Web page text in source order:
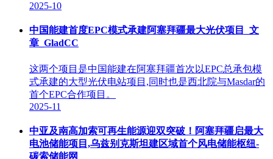
2025-10
中国能建首度EPC模式承建阿塞拜疆最大光伏项目_文
章_GladCC
这两个项目是中国能建在阿塞拜疆首次以EPC总承包模
式承建的大型光伏电站项目,同时也是西北院与Masdar的
首个EPC合作项目。
2025-11
中亚及南高加索可再生能源迎双突破！阿塞拜疆启最大
电池储能项目,乌兹别克斯坦建区域首个风电储能枢纽-
碳索储能网